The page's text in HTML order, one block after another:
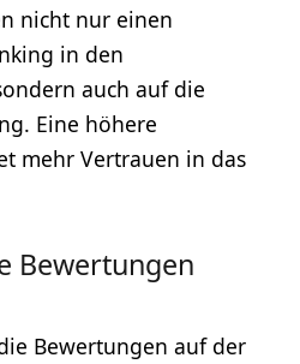
nicht nur einen
in den
auch auf die
Eine höhere
mehr Vertrauen in das
Bewertungen
Bewertungen auf der